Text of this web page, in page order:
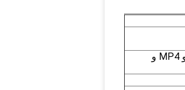
AVI و DAT و VOB و 3GP و MKV و MOV و MP4 و